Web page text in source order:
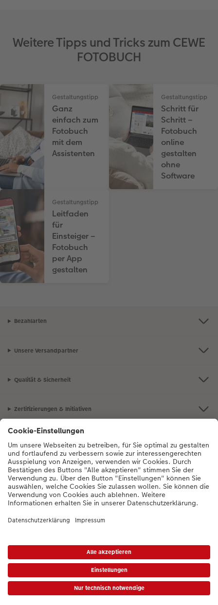
Weitere Tipps und Tricks zum CEWE
FOTOBUCH
Gestaltungstipp
Ganz
einfach zum
Fotobuch
mit dem
Assistenten
Gestaltungstipp
Schritt für
Schritt –
Fotobuch
online
gestalten
ohne
Software
Gestaltungstipp
Leitfaden
für
Einsteiger –
Fotobuch
per App
gestalten
Bezahlarten
Unsere Versandpartner
Qualität & Sicherheit
Zertifizierungen & Initiativen
Unser Sortiment
Service
* Die UVP gelten inkl. MwSt. zzgl. Versandkosten (ggf. auch bei Filialabholung) gem.
Preisliste